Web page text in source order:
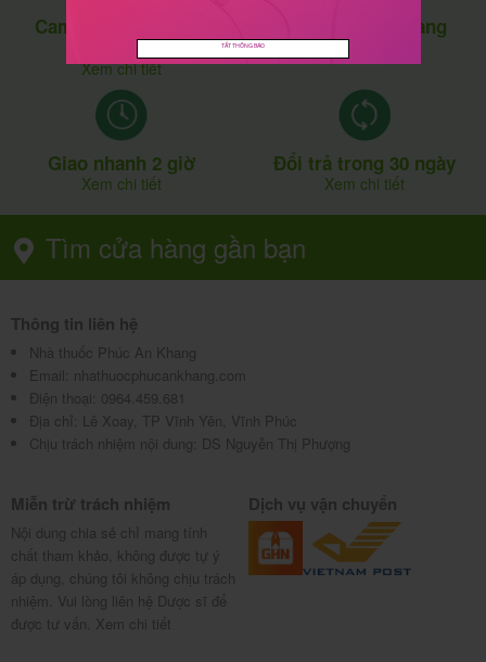
TẮT THÔNG BÁO
Cam kết 100% chính
hãng
Xem chi tiết
Miễn phí giao hàng
Xem chi tiết
Giao nhanh 2 giờ
Xem chi tiết
Đổi trả trong 30 ngày
Xem chi tiết
Tìm cửa hàng gần bạn
Thông tin liên hệ
Nhà thuốc Phúc An Khang
Email: nhathuocphucankhang.com
Điện thoại: 0964.459.681
Địa chỉ: Lê Xoay, TP Vĩnh Yên, Vĩnh Phúc
Chịu trách nhiệm nội dung: DS Nguyễn Thị Phượng
Miễn trừ trách nhiệm
Nội dung chia sẻ chỉ mang tính
chất tham khảo, không được tự ý
áp dụng, chúng tôi không chịu trách
nhiệm. Vui lòng liên hệ Dược sĩ để
được tư vấn. Xem chi tiết
Dịch vụ vận chuyển